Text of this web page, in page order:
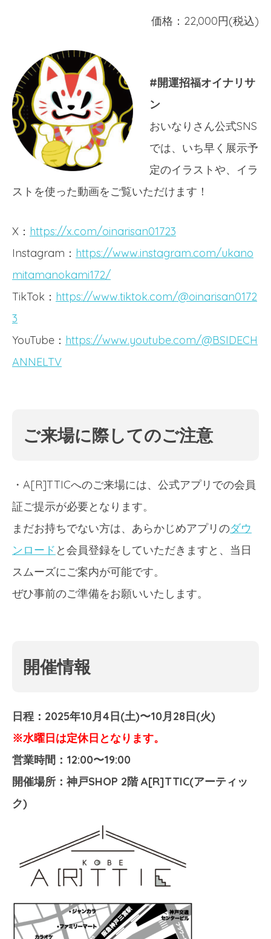
価格：22,000円(税込)
#開運招福オイナリサ
ン
おいなりさん公式SNS
では、いち早く展示予
定のイラストや、イラ
ストを使った動画をご覧いただけます！
X： https://x.com/oinarisan01723
Instagram： https://www.instagram.com/ukano
mitamanokami172/
TikTok： https://www.tiktok.com/@oinarisan0172
3
YouTube： https://www.youtube.com/@BSIDECH
ANNELTV
ご来場に際してのご注意
・A[R]TTICへのご来場には、公式アプリでの会員
証ご提示が必要となります。
まだお持ちでない方は、あらかじめアプリのダウ
ンロード と会員登録をしていただきますと、当日
スムーズにご案内が可能です。
ぜひ事前のご準備をお願いいたします。
開催情報
日程：2025年10月4日(土)〜10月28日(火)
※水曜日は定休日となります。
営業時間：12:00〜19:00
開催場所：神戸SHOP 2階 A[R]TTIC(アーティッ
ク)